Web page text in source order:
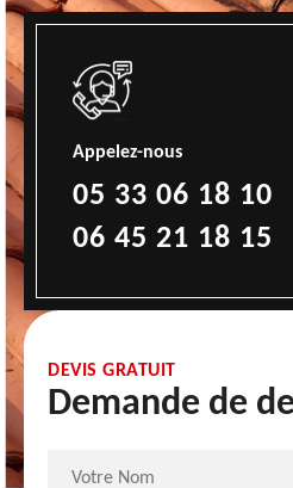
Appelez-nous
05 33 06 18 10
06 45 21 18 15
DEVIS GRATUIT
Demande de